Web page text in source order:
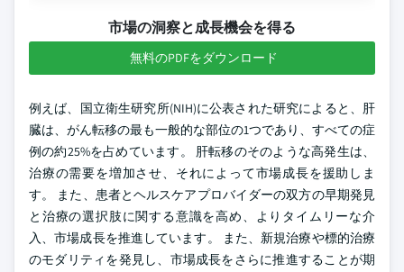
市場の洞察と成長機会を得る
無料のPDFをダウンロード
例えば、国立衛生研究所(NIH)に公表された研究によると、肝
臓は、がん転移の最も一般的な部位の1つであり、すべての症
例の約25%を占めています。 肝転移のそのような高発生は、
治療の需要を増加させ、それによって市場成長を援助しま
す。 また、患者とヘルスケアプロバイダーの双方の早期発見
と治療の選択肢に関する意識を高め、よりタイムリーな介
入、市場成長を推進しています。 また、新規治療や標的治療
のモダリティを発見し、市場成長をさらに推進することが期